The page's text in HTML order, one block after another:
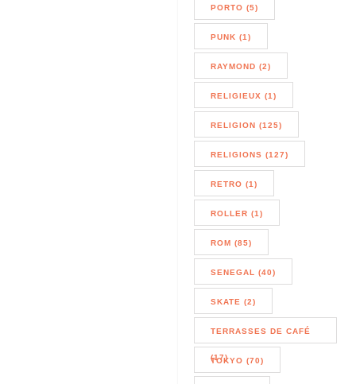
PORTO (5)
PUNK (1)
RAYMOND (2)
RELIGIEUX (1)
RELIGION (125)
RELIGIONS (127)
RETRO (1)
ROLLER (1)
ROM (85)
SENEGAL (40)
SKATE (2)
TERRASSES DE CAFÉ
(17)
TOKYO (70)